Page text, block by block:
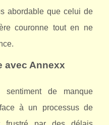
abordable que celui de
couronne tout en ne
avec Annexx
de manque
à un processus de